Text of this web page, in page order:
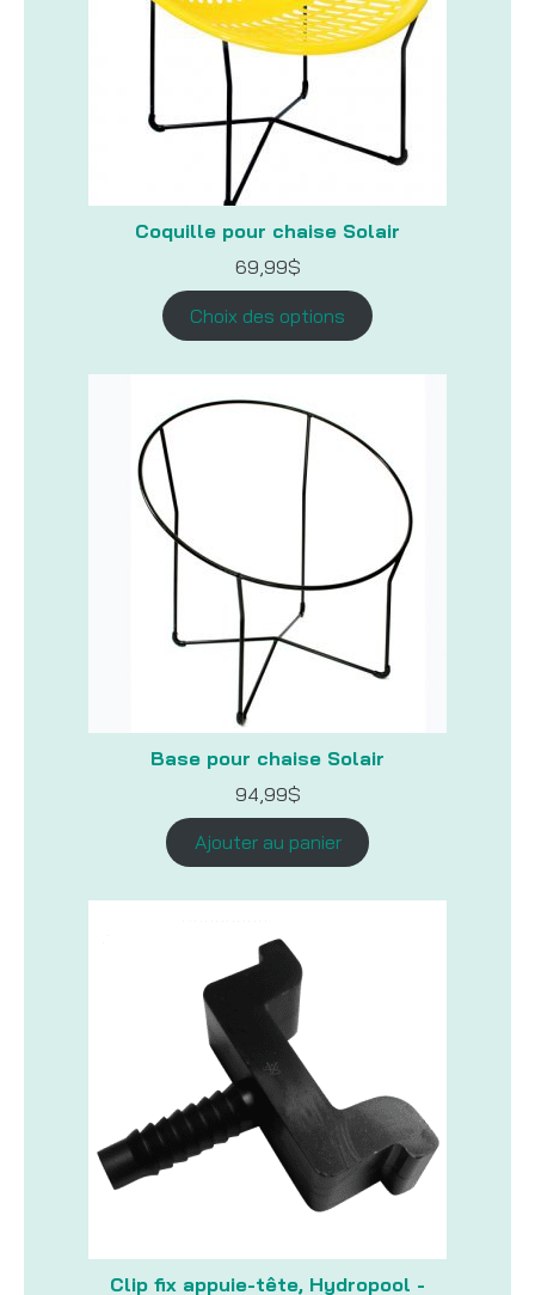
Coquille pour chaise Solair
69,99$
Choix des options
Base pour chaise Solair
94,99$
Ajouter au panier
Clip fix appuie-tête, Hydropool -